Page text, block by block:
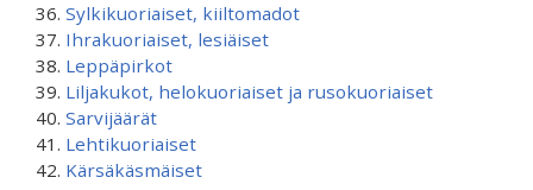
Sylkikuoriaiset, kiiltomadot
Ihrakuoriaiset, lesiäiset
Leppäpirkot
Liljakukot, helokuoriaiset ja rusokuoriaiset
Sarvijäärät
Lehtikuoriaiset
Kärsäkäsmäiset